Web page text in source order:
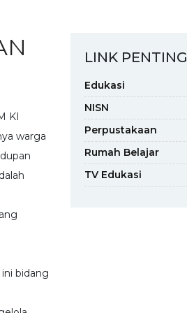
KI
warga
bidang
LINK PENTING
Edukasi
NISN
Perpustakaan
Rumah Belajar
TV Edukasi